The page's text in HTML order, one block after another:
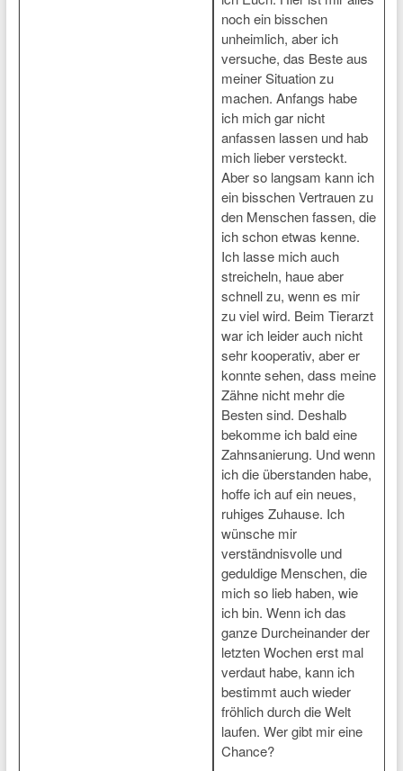
noch ein bisschen
unheimlich, aber ich
versuche, das Beste aus
meiner Situation zu
machen. Anfangs habe
ich mich gar nicht
anfassen lassen und hab
mich lieber versteckt.
Aber so langsam kann ich
ein bisschen Vertrauen zu
den Menschen fassen, die
ich schon etwas kenne.
Ich lasse mich auch
streicheln, haue aber
schnell zu, wenn es mir
zu viel wird. Beim Tierarzt
war ich leider auch nicht
sehr kooperativ, aber er
konnte sehen, dass meine
Zähne nicht mehr die
Besten sind. Deshalb
bekomme ich bald eine
Zahnsanierung. Und wenn
ich die überstanden habe,
hoffe ich auf ein neues,
ruhiges Zuhause. Ich
wünsche mir
verständnisvolle und
geduldige Menschen, die
mich so lieb haben, wie
ich bin. Wenn ich das
ganze Durcheinander der
letzten Wochen erst mal
verdaut habe, kann ich
bestimmt auch wieder
fröhlich durch die Welt
laufen. Wer gibt mir eine
Chance?